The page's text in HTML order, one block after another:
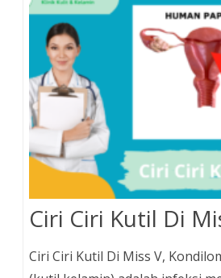
Ciri Ciri Kutil Di
Ciri Ciri Kutil Di Miss V,